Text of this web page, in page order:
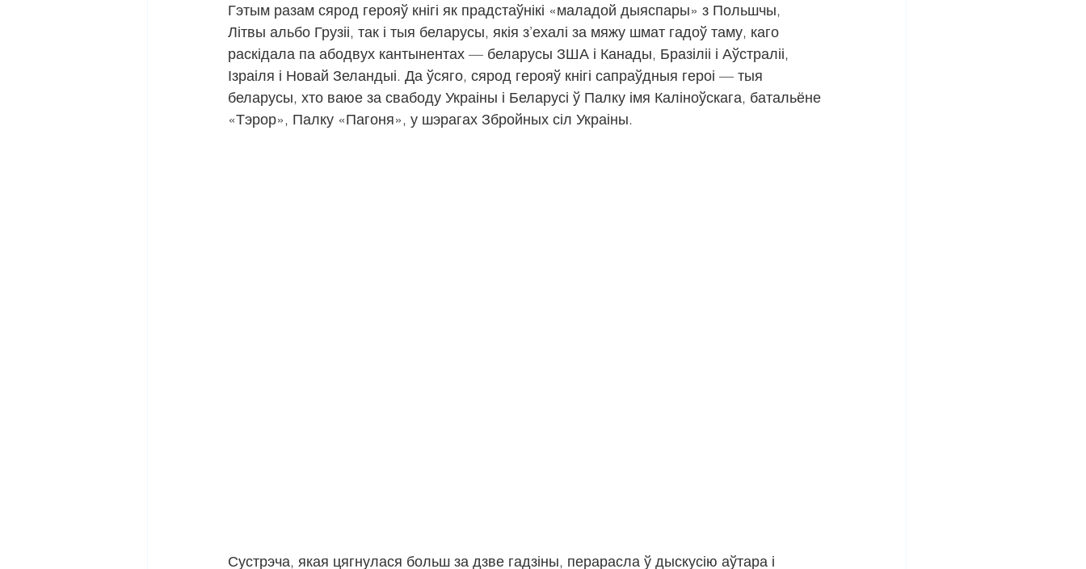
Гэтым разам сярод герояў кнігі як прадстаўнікі «маладой дыяспары» з Польшчы,
Літвы альбо Грузіі, так і тыя беларусы, якія з’ехалі за мяжу шмат гадоў таму, каго
раскідала па абодвух кантынентах — беларусы ЗША і Канады, Бразіліі і Аўстраліі,
Ізраіля і Новай Зеландыі. Да ўсяго, сярод герояў кнігі сапраўдныя героі — тыя
беларусы, хто ваюе за свабоду Украіны і Беларусі ў Палку імя Каліноўскага, батальёне
«Тэрор», Палку «Пагоня», у шэрагах Збройных сіл Украіны.
Сустрэча, якая цягнулася больш за дзве гадзіны, перарасла ў дыскусію аўтара і